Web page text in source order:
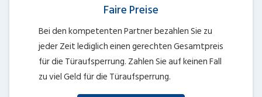
Faire Preise
Bei den kompetenten Partner bezahlen Sie zu
jeder Zeit lediglich einen gerechten Gesamtpreis
für die Türaufsperrung. Zahlen Sie auf keinen Fall
zu viel Geld für die Türaufsperrung.